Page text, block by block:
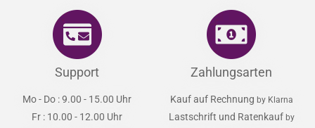
Support
Mo - Do : 9.00 - 15.00 Uhr
Fr : 10.00 - 12.00 Uhr
Zahlungsarten
Kauf auf Rechnung by Klarna
Lastschrift und Ratenkauf by